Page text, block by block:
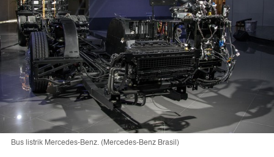
Bus listrik Mercedes-Benz. (Mercedes-Benz Brasil)